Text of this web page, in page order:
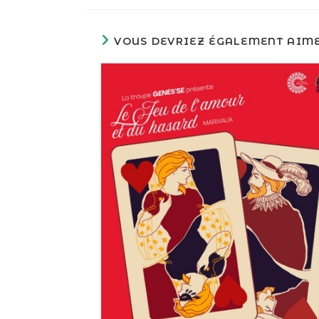
VOUS DEVRIEZ ÉGALEMENT